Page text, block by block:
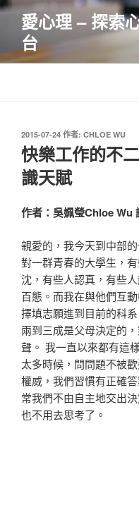
跳
要
愛心理 – 探索
台
發
佈
於
2015-07-24 作者: CHLOE WU
快樂工作的不
識天賦
作者：吳姵瑩Chloe Wu
親愛的，我今天到中部
對一群青春的大學生，
沈，有些人認真，有些
百態。而我在與他們互
擇填志願進到目前的科
兩到三成是父母決定的
聲。 我一直以來都有這
太多時候，問問題不被
權威，我們習慣有正確
常我們不由自主地交出
也不用去思考了。